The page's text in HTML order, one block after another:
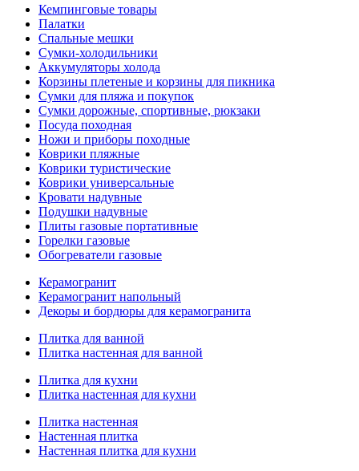
Кемпинговые товары
Палатки
Спальные мешки
Сумки-холодильники
Аккумуляторы холода
Корзины плетеные и корзины для пикника
Сумки для пляжа и покупок
Сумки дорожные, спортивные, рюкзаки
Посуда походная
Ножи и приборы походные
Коврики пляжные
Коврики туристические
Коврики универсальные
Кровати надувные
Подушки надувные
Плиты газовые портативные
Горелки газовые
Обогреватели газовые
Керамогранит
Керамогранит напольный
Декоры и бордюры для керамогранита
Плитка для ванной
Плитка настенная для ванной
Плитка для кухни
Плитка настенная для кухни
Плитка настенная
Настенная плитка
Настенная плитка для кухни